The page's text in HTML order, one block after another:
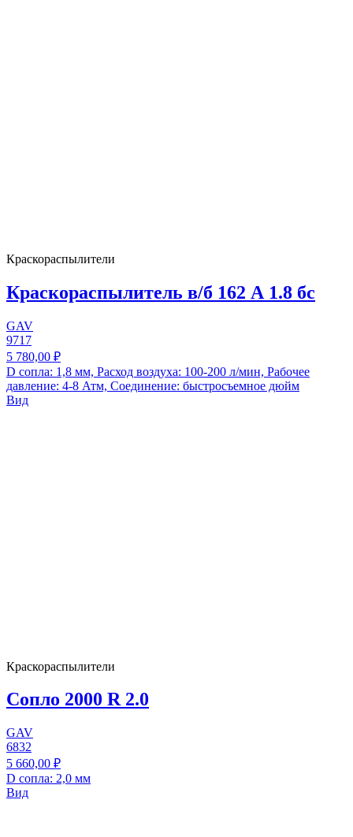
Краскораспылители
Краскораспылитель в/б 162 А 1.8 бс
GAV
9717
5 780,00 ₽
D сопла: 1,8 мм, Расход воздуха: 100-200 л/мин, Рабочее
давление: 4-8 Атм, Соединение: быстросъемное дюйм
Вид
Краскораспылители
Сопло 2000 R 2.0
GAV
6832
5 660,00 ₽
D сопла: 2,0 мм
Вид